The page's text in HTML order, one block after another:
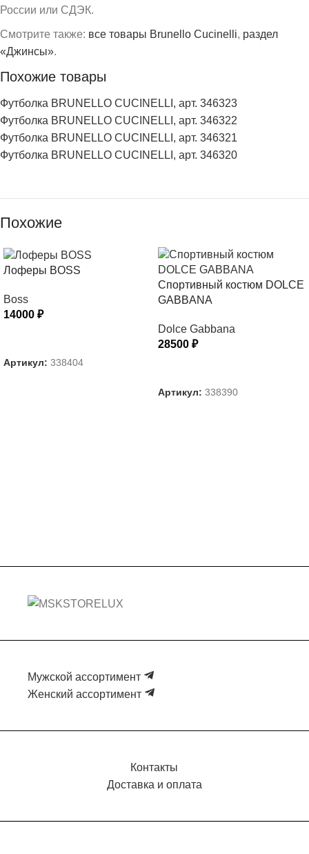
России или СДЭК.
Смотрите также: все товары Brunello Cucinelli, раздел
«Джинсы».
Похожие товары
Футболка BRUNELLO CUCINELLI, арт. 346323
Футболка BRUNELLO CUCINELLI, арт. 346322
Футболка BRUNELLO CUCINELLI, арт. 346321
Футболка BRUNELLO CUCINELLI, арт. 346320
Похожие
Лоферы BOSS
Boss
14000 ₽
Артикул: 338404
Спортивный костюм DOLCE
GABBANA
Dolce Gabbana
28500 ₽
Артикул: 338390
Мужской ассортимент
Женский ассортимент
Контакты
Доставка и оплата